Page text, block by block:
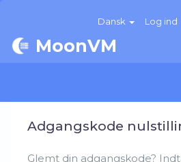
Dansk Log ind
MoonVM
Adgangskode
Glemt din adgangskode?